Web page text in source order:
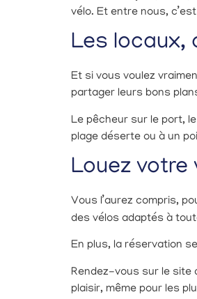
vélo. Et entre nous,
Les locaux,
Et si vous voulez
partager leurs bons
Le pêcheur sur le port,
plage déserte ou à un
Louez votre
Vous l’aurez compris,
des vélos adaptés à
En plus, la réservation
Rendez-vous sur le site
plaisir, même pour les